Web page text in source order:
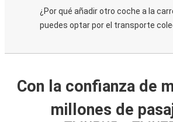
¿Por qué añadir otro coche a la
puedes optar por el transporte
Con la confianza de
millones de